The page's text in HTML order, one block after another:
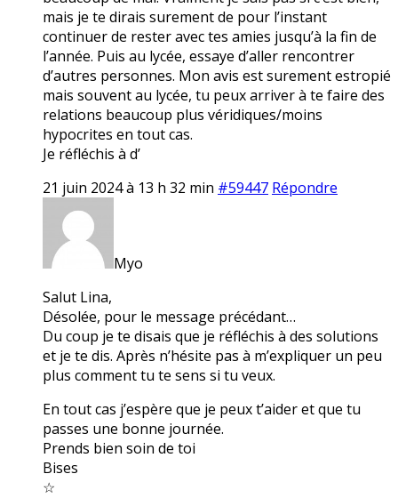
mais je te dirais surement de pour l’instant
continuer de rester avec tes amies jusqu’à la fin de
l’année. Puis au lycée, essaye d’aller rencontrer
d’autres personnes. Mon avis est surement estropié
mais souvent au lycée, tu peux arriver à te faire des
relations beaucoup plus véridiques/moins
hypocrites en tout cas.
Je réfléchis à d’
21 juin 2024 à 13 h 32 min #59447 Répondre
Myo
Salut Lina,
Désolée, pour le message précédant…
Du coup je te disais que je réfléchis à des solutions
et je te dis. Après n’hésite pas à m’expliquer un peu
plus comment tu te sens si tu veux.
En tout cas j’espère que je peux t’aider et que tu
passes une bonne journée.
Prends bien soin de toi
Bises
☆